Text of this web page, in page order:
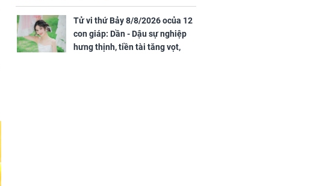
Tử vi thứ Bảy 8/8/2026 ocủa 12
con giáp: Dần - Dậu sự nghiệp
hưng thịnh, tiền tài tăng vọt,